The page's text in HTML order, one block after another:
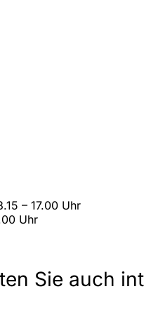
– 17.00 Uhr
Uhr
Sie auch